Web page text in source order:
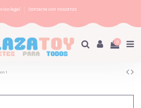
legal
Contacte con nosotros
0
1